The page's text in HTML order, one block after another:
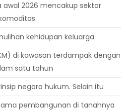
2026 mencakup sektor
kehidupan keluarga
di kawasan terdampak dengan
satu tahun
negara hukum. Selain itu
pembangunan di tanahnya